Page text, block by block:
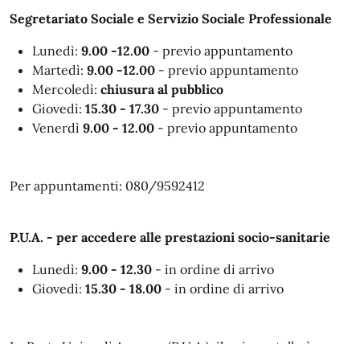
Segretariato Sociale e Servizio Sociale Professionale
Lunedì: 9.00 -12.00 - previo appuntamento
Martedì: 9.00 -12.00 - previo appuntamento
Mercoledì: chiusura al pubblico
Giovedì: 15.30 - 17.30 - previo appuntamento
Venerdì 9.00 - 12.00 - previo appuntamento
Per appuntamenti: 080/9592412
P.U.A. - per accedere alle prestazioni socio-sanitarie
Lunedì: 9.00 - 12.30 - in ordine di arrivo
Giovedì: 15.30 - 18.00 - in ordine di arrivo